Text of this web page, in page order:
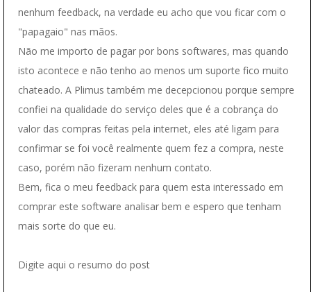
nenhum feedback, na verdade eu acho que vou ficar com o
"papagaio" nas mãos.
Não me importo de pagar por bons softwares, mas quando
isto acontece e não tenho ao menos um suporte fico muito
chateado. A Plimus também me decepcionou porque sempre
confiei na qualidade do serviço deles que é a cobrança do
valor das compras feitas pela internet, eles até ligam para
confirmar se foi você realmente quem fez a compra, neste
caso, porém não fizeram nenhum contato.
Bem, fica o meu feedback para quem esta interessado em
comprar este software analisar bem e espero que tenham
mais sorte do que eu.
Digite aqui o resumo do post